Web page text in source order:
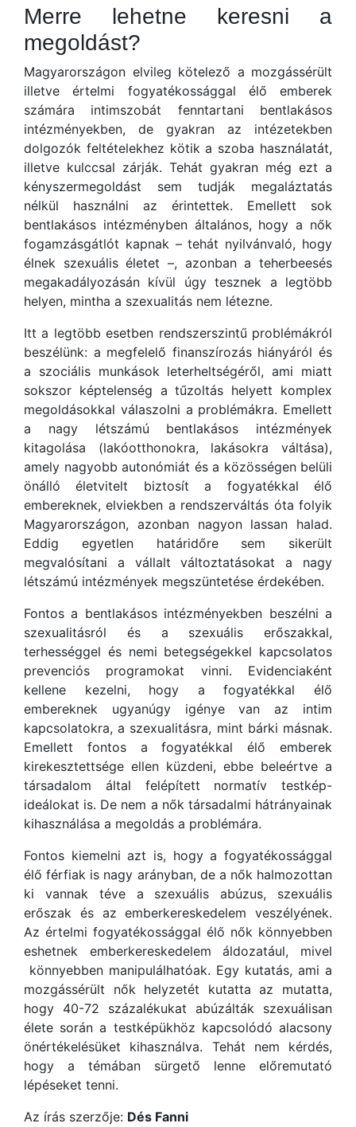
Merre lehetne keresni a
megoldást?
Magyarországon elvileg kötelező a mozgássérült
illetve értelmi fogyatékossággal élő emberek
számára intimszobát fenntartani bentlakásos
intézményekben, de gyakran az intézetekben
dolgozók feltételekhez kötik a szoba használatát,
illetve kulccsal zárják. Tehát gyakran még ezt a
kényszermegoldást sem tudják megaláztatás
nélkül használni az érintettek. Emellett sok
bentlakásos intézményben általános, hogy a nők
fogamzásgátlót kapnak – tehát nyilvánvaló, hogy
élnek szexuális életet –, azonban a teherbeesés
megakadályozásán kívül úgy tesznek a legtöbb
helyen, mintha a szexualitás nem létezne.
Itt a legtöbb esetben rendszerszintű problémákról
beszélünk: a megfelelő finanszírozás hiányáról és
a szociális munkások leterheltségéről, ami miatt
sokszor képtelenség a tűzoltás helyett komplex
megoldásokkal válaszolni a problémákra. Emellett
a nagy létszámú bentlakásos intézmények
kitagolása (lakóotthonokra, lakásokra váltása),
amely nagyobb autonómiát és a közösségen belüli
önálló életvitelt biztosít a fogyatékkal élő
embereknek, elviekben a rendszerváltás óta folyik
Magyarországon, azonban nagyon lassan halad.
Eddig egyetlen határidőre sem sikerült
megvalósítani a vállalt változtatásokat a nagy
létszámú intézmények megszüntetése érdekében.
Fontos a bentlakásos intézményekben beszélni a
szexualitásról és a szexuális erőszakkal,
terhességgel és nemi betegségekkel kapcsolatos
prevenciós programokat vinni. Evidenciaként
kellene kezelni, hogy a fogyatékkal élő
embereknek ugyanúgy igénye van az intim
kapcsolatokra, a szexualitásra, mint bárki másnak.
Emellett fontos a fogyatékkal élő emberek
kirekesztettsége ellen küzdeni, ebbe beleértve a
társadalom által felépített normatív testkép-
ideálokat is. De nem a nők társadalmi hátrányainak
kihasználása a megoldás a problémára.
Fontos kiemelni azt is, hogy a fogyatékossággal
élő férfiak is nagy arányban, de a nők halmozottan
ki vannak téve a szexuális abúzus, szexuális
erőszak és az emberkereskedelem veszélyének.
Az értelmi fogyatékossággal élő nők könnyebben
eshetnek emberkereskedelem áldozatául, mivel
könnyebben manipulálhatóak. Egy kutatás, ami a
mozgássérült nők helyzetét kutatta az mutatta,
hogy 40-72 százalékukat abúzálták szexuálisan
élete során a testképükhöz kapcsolódó alacsony
önértékelésüket kihasználva. Tehát nem kérdés,
hogy a témában sürgető lenne előremutató
lépéseket tenni.
Az írás szerzője: Dés Fanni